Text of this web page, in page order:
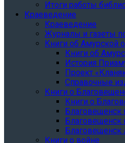
Итоги работы
Краеведение
Краеведение
Журналы и газеты
Книги об Амурской
Книги об
История
Проект
Справочные
Книги о
Книги о
Благовещенск
Благовещенск
Благовещенск
Книги о войне